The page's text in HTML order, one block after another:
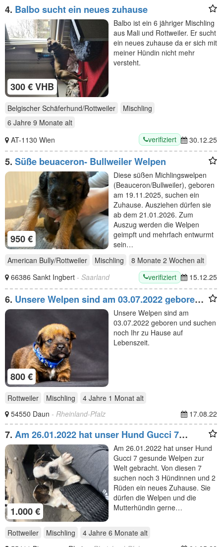
4. Balbo sucht ein neues zuhause
300 € VHB
Balbo ist ein 6 jähriger Mischling
aus Mali und Rottweiler. Er sucht
ein neues zuhause da er sich mit
meiner Hündin nicht mehr
versteht.
Belgischer Schäferhund/Rottweiler
Mischling
6 Jahre 9 Monate alt
AT-1130 Wien
verifiziert 30.12.25
5. Süße beuaceron- Bullweiler Welpen
950 €
Diese süßen Michlingswelpen
(Beauceron/Bullweiler), geboren
am 19.11.2025, suchen ein
Zuhause. Ausziehen dürfen sie
ab dem 21.01.2026. Zum
Auszug werden die Welpen
geimpft und mehrfach entwurmt
sein…
American Bully/Rottweiler
Mischling 8 Monate 2 Wochen alt
66386 Sankt Ingbert - Saarland verifiziert 15.12.25
6. Unsere Welpen sind am 03.07.2022 geboren
und suchen
800 €
Unsere Welpen sind am
03.07.2022 geboren und suchen
noch Ihr zu Hause auf
Lebenszeit.
Rottweiler Mischling 4 Jahre 1 Monat alt
54550 Daun - Rheinland-Pfalz 17.08.22
7. Am 26.01.2022 hat unser Hund Gucci 7
gesunde Welpen zur
1.000 €
Am 26.01.2022 hat unser Hund
Gucci 7 gesunde Welpen zur
Welt gebracht. Von diesen 7
suchen noch 3 Hündinnen und 2
Rüden ein neues Zuhause. Sie
dürfen die Welpen und die
Mutterhündin gerne…
Rottweiler Mischling 4 Jahre 6 Monate alt